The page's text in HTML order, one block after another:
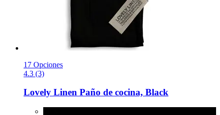
17 Opciones
4.3 (3)
Lovely Linen Paño de cocina, Black